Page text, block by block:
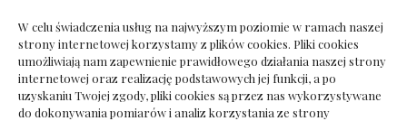
W celu świadczenia usług na najwyższym poziomie w ramach naszej
strony internetowej korzystamy z plików cookies. Pliki cookies
umożliwiają nam zapewnienie prawidłowego działania naszej strony
internetowej oraz realizację podstawowych jej funkcji, a po
uzyskaniu Twojej zgody, pliki cookies są przez nas wykorzystywane
do dokonywania pomiarów i analiz korzystania ze strony
Deska podłogowa do salonu: jak wybrać bez
pośpiechu